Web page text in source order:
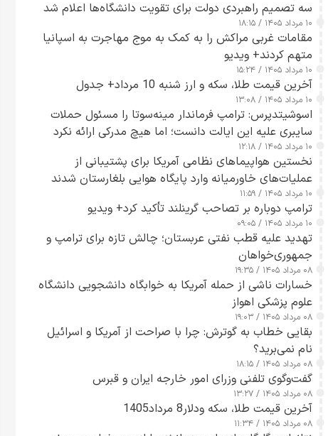
سه تصمیم راهبردی دولت برای تقویت دانشگاه‌ها اعلام شد
۱۰ مرداد ۱۴۰۵ / ۱۸:۱۵
مقامات غربی مراکش را به کمک به موج مهاجرت به اسپانیا
متهم کردند+ ویدیو
۱۰ مرداد ۱۴۰۵ / ۱۵:۲۴
آخرین قیمت طلا، سکه و ارز شنبه 10 مرداد+ جدول
۱۰ مرداد ۱۴۰۵ / ۱۳:۰۸
اسوشیتدپرس: ترامپ فرماندار مینه‌سوتا را مسئول حملات
سایبری علیه این ایالت دانست؛ اما هیچ مدرکی ارائه نکرد
۱۰ مرداد ۱۴۰۵ / ۱۲:۱۸
نخستین هواپیماهای نظامی آمریکا برای پشتیبانی از
عملیات‌های خاورمیانه وارد پایگاه هوایی بلغارستان شدند
۱۰ مرداد ۱۴۰۵ / ۱۱:۵۹
ترامپ دوباره بر تصاحب گرینلند تأکید کرد+ ویدیو
۱۰ مرداد ۱۴۰۵ / ۰۹:۰۵
تهدید علیه قطب نفتی عربستان؛ چالش تازه برای ترامپ و
جمهوری‌خواهان
۰۸ مرداد ۱۴۰۵ / ۱۹:۳۵
خسارات ناشی از حمله آمریکا به خوابگاه دانشجویی دانشگاه
علوم پزشکی اهواز
۰۸ مرداد ۱۴۰۵ / ۱۹:۰۳
بقایی خطاب به گوترش: چرا با صراحت از آمریکا و اسرائیل
نام نمی‌برید؟
۰۸ مرداد ۱۴۰۵ / ۱۸:۱۵
گفت‌وگوی تلفنی وزرای امور خارجه ایران و قبرس
۰۸ مرداد ۱۴۰۵ / ۱۳:۲۷
آخرین قیمت طلا، سکه ودلار8 مرداد1405
۰۸ مرداد ۱۴۰۵ / ۱۱:۳۴